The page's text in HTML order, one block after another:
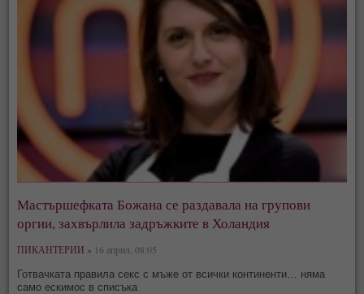
Мастършефката Божана се раздавала на групови
оргии, захвърлила задръжките в Холандия
ПИКАНТЕРИИ » 16 април, 08:05
Готвачката правила секс с мъже от всички континенти… няма
само ескимос в списъка